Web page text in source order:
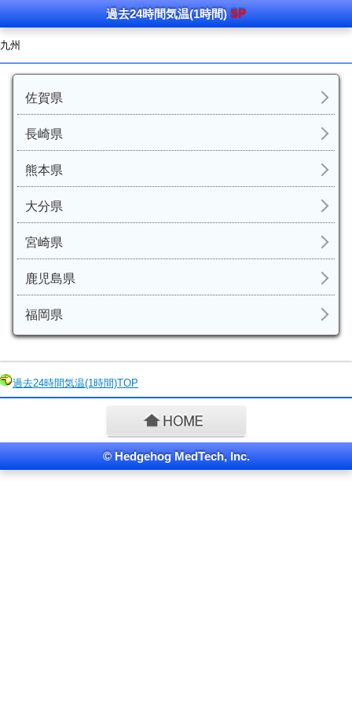
過去24時間気温(1時間)SP
九州
佐賀県
長崎県
熊本県
大分県
宮崎県
鹿児島県
福岡県
過去24時間気温(1時間)TOP
© Hedgehog MedTech, Inc.